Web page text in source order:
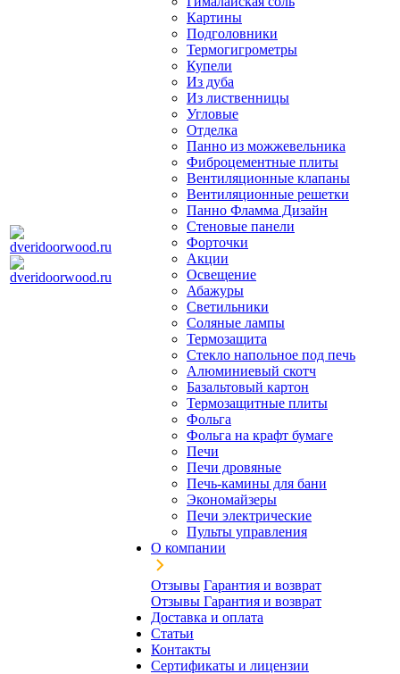
Картины
Подголовники
Термогигрометры
Купели
Из дуба
Из лиственницы
Угловые
Отделка
Панно из можжевельника
Фиброцементные плиты
Вентиляционные клапаны
Вентиляционные решетки
Панно Фламма Дизайн
Стеновые панели
Форточки
Акции
Освещение
Абажуры
Светильники
Соляные лампы
Термозащита
Стекло напольное под печь
Алюминиевый скотч
Базальтовый картон
Термозащитные плиты
Фольга
Фольга на крафт бумаге
Печи
Печи дровяные
Печь-камины для бани
Экономайзеры
Печи электрические
Пульты управления
О компании
Отзывы Гарантия и возврат
Отзывы Гарантия и возврат
Доставка и оплата
Статьи
Контакты
Сертификаты и лицензии